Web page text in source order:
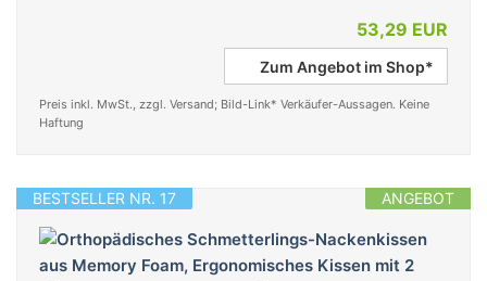
53,29 EUR
Zum Angebot im Shop*
Preis inkl. MwSt., zzgl. Versand; Bild-Link* Verkäufer-Aussagen. Keine
Haftung
ANGEBOT
BESTSELLER NR. 17